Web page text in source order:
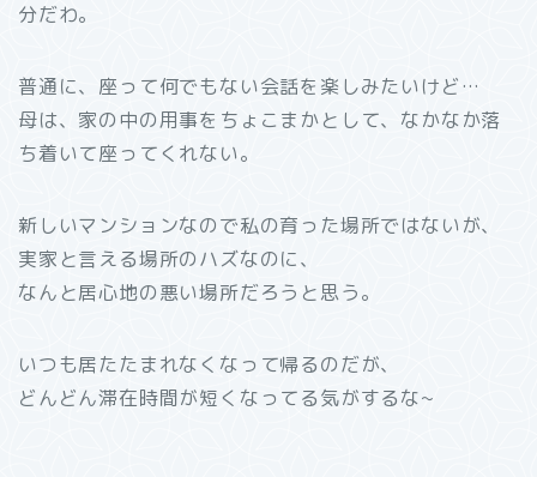
分だわ。
普通に、座って何でもない会話を楽しみたいけど…
母は、家の中の用事をちょこまかとして、なかなか落
ち着いて座ってくれない。
新しいマンションなので私の育った場所ではないが、
実家と言える場所のハズなのに、
なんと居心地の悪い場所だろうと思う。
いつも居たたまれなくなって帰るのだが、
どんどん滞在時間が短くなってる気がするな~